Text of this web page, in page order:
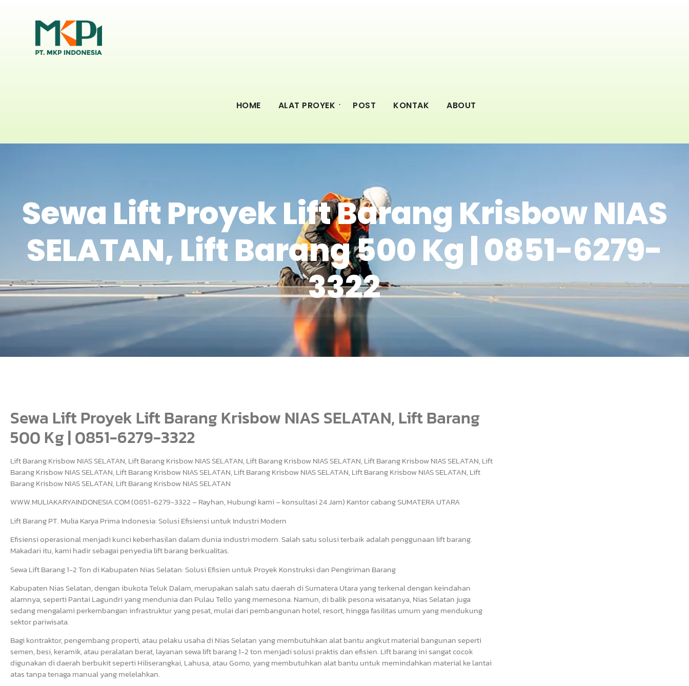
HOME ALAT PROYEK POST KONTAK ABOUT
Sewa Lift Proyek Lift Barang Krisbow NIAS
SELATAN, Lift Barang 500 Kg | 0851-6279-
3322
Sewa Lift Proyek Lift Barang Krisbow NIAS SELATAN, Lift Barang
500 Kg | 0851-6279-3322
Lift Barang Krisbow NIAS SELATAN, Lift Barang Krisbow NIAS SELATAN, Lift Barang Krisbow NIAS SELATAN, Lift Barang Krisbow NIAS SELATAN, Lift
Barang Krisbow NIAS SELATAN, Lift Barang Krisbow NIAS SELATAN, Lift Barang Krisbow NIAS SELATAN, Lift Barang Krisbow NIAS SELATAN, Lift
Barang Krisbow NIAS SELATAN, Lift Barang Krisbow NIAS SELATAN
WWW.MULIAKARYAINDONESIA.COM (0851-6279-3322 – Rayhan, Hubungi kami – konsultasi 24 Jam) Kantor cabang SUMATERA UTARA
Lift Barang PT. Mulia Karya Prima Indonesia: Solusi Efisiensi untuk Industri Modern
Efisiensi operasional menjadi kunci keberhasilan dalam dunia industri modern. Salah satu solusi terbaik adalah penggunaan lift barang.
Makadari itu, kami hadir sebagai penyedia lift barang berkualitas.
Sewa Lift Barang 1-2 Ton di Kabupaten Nias Selatan: Solusi Efisien untuk Proyek Konstruksi dan Pengiriman Barang
Kabupaten Nias Selatan, dengan ibukota Teluk Dalam, merupakan salah satu daerah di Sumatera Utara yang terkenal dengan keindahan
alamnya, seperti Pantai Lagundri yang mendunia dan Pulau Tello yang memesona. Namun, di balik pesona wisatanya, Nias Selatan juga
sedang mengalami perkembangan infrastruktur yang pesat, mulai dari pembangunan hotel, resort, hingga fasilitas umum yang mendukung
sektor pariwisata.
Bagi kontraktor, pengembang properti, atau pelaku usaha di Nias Selatan yang membutuhkan alat bantu angkut material bangunan seperti
semen, besi, keramik, atau peralatan berat, layanan sewa lift barang 1-2 ton menjadi solusi praktis dan efisien. Lift barang ini sangat cocok
digunakan di daerah berbukit seperti Hiliserangkai, Lahusa, atau Gomo, yang membutuhkan alat bantu untuk memindahkan material ke lantai
atas tanpa tenaga manual yang melelahkan.